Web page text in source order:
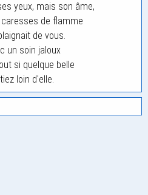
yeux, mais son âme,
de flamme
de vous.
un soin jaloux
si quelque belle
loin d'elle.